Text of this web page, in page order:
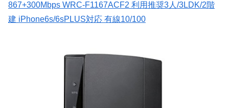
867+300Mbps WRC-F1167ACF2 利用推奨3人/3LDK/2階
建 iPhone6s/6sPLUS対応 有線10/100